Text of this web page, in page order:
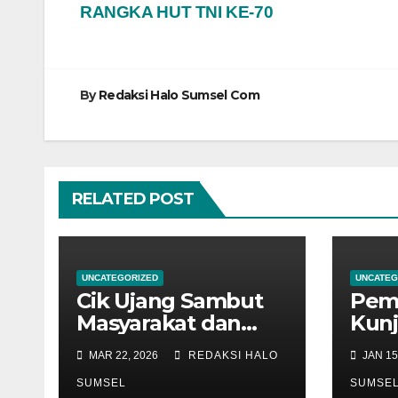
RANGKA HUT TNI KE-70
ByRedaksi Halo Sumsel Com
RELATED POST
UNCATEGORIZED
Cik Ujang Sambut
Masyarakat dan
Kepala Daerah di
Open House
Idulfitri 1447 H
MAR 22, 2026 REDAKSI HALO
SUMSEL
JAN
SUMSEL